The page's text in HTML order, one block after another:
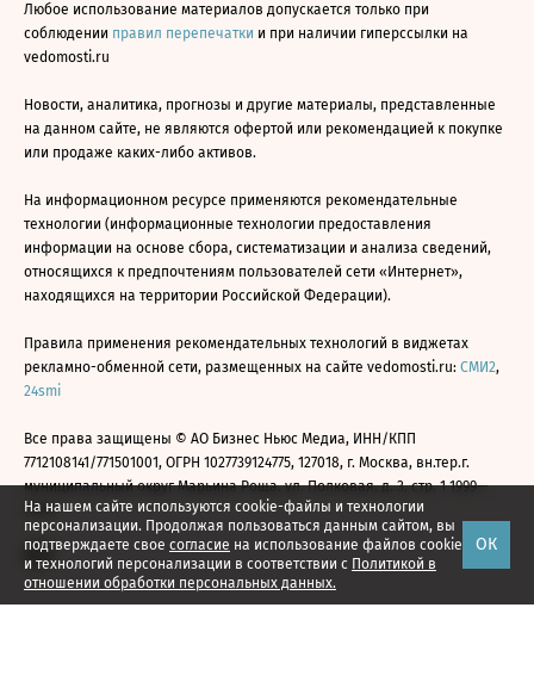
На нашем сайте используются cookie-файлы и технологии
персонализации. Продолжая пользоваться данным сайтом, вы
подтверждаете свое согласие на использование файлов cookie
и технологий персонализации в соответствии с Политикой в
отношении обработки персональных данных.
ОК
Любое использование материалов допускается только при
соблюдении правил перепечатки и при наличии гиперссылки на
vedomosti.ru
Новости, аналитика, прогнозы и другие материалы, представленные
на данном сайте, не являются офертой или рекомендацией к покупке
или продаже каких-либо активов.
На информационном ресурсе применяются рекомендательные
технологии (информационные технологии предоставления
информации на основе сбора, систематизации и анализа сведений,
относящихся к предпочтениям пользователей сети «Интернет»,
находящихся на территории Российской Федерации).
Правила применения рекомендательных технологий в виджетах
рекламно-обменной сети, размещенных на сайте vedomosti.ru: СМИ2,
24smi
Все права защищены © АО Бизнес Ньюс Медиа, ИНН/КПП
7712108141/771501001, ОГРН 1027739124775, 127018, г. Москва, вн.тер.г.
муниципальный округ Марьина Роща, ул. Полковая, д. 3, стр. 1 1999—
2026